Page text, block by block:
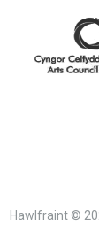
Hawlfraint ©